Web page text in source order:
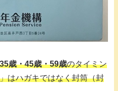
35歳・45歳・59歳のタイミン
はハガキではなく封筒（封